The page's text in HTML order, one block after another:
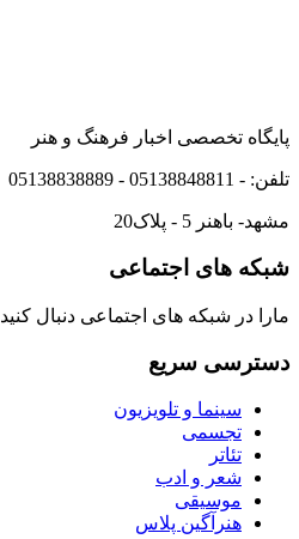
پایگاه تخصصی اخبار فرهنگ و هنر
تلفن: - 05138848811 - 05138838889
مشهد- باهنر 5 - پلاک20
شبکه های اجتماعی
مارا در شبکه های اجتماعی دنبال کنید
دسترسی سریع
سینما و تلویزیون
تجسمی
تئاتر
شعر و ادب
موسیقی
هنرآگین پلاس